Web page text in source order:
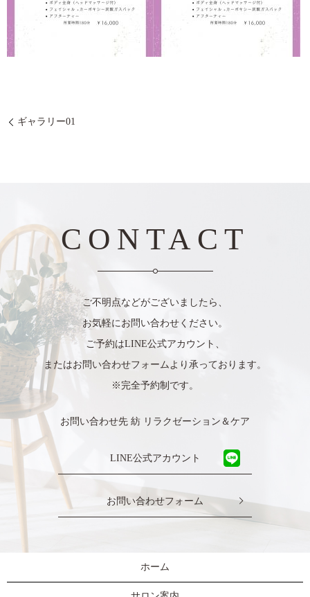
ギャラリー01
CONTACT
ご不明点などがございましたら、
お気軽にお問い合わせください。
ご予約はLINE公式アカウント、
またはお問い合わせフォームより承っております。
※完全予約制です。
お問い合わせ先 紡 リラクゼーション＆ケア
LINE公式アカウント
お問い合わせフォーム
ホーム